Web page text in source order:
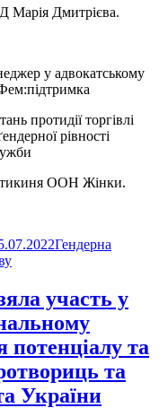
Марія Дмитрієва.
у адвокатському
протидії торгівлі
рівності
ООН Жінки.
Гендерна
участь у
потенціалу та
та
України